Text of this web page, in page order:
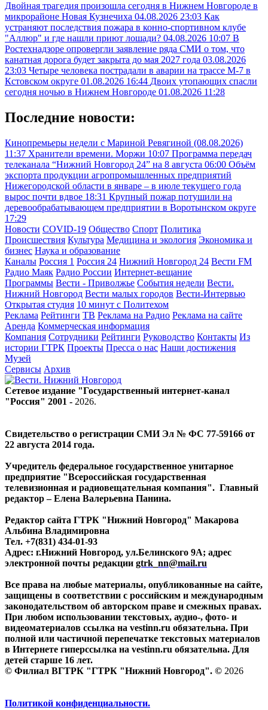
Двойная трагедия произошла сегодня в Нижнем Новгороде в
микрорайоне Новая Кузнечиха 04.08.2026 23:03 Как
устраняют последствия пожара в конно-спортивном клубе
"Аллюр" и где нашли приют лошади? 04.08.2026 10:07 В
Ростехнадзоре опровергли заявление ряда СМИ о том, что
канатная дорога будет закрыта до мая 2027 года 03.08.2026
23:03 Четыре человека пострадали в аварии на трассе М-7 в
Кстовском округе 01.08.2026 16:44 Двоих утопающих спасли
сегодня ночью в Нижнем Новгороде 01.08.2026 11:28
Последние новости:
Кинопремьеры недели с Мариной Ревягиной (08.08.2026)
11:37 Хранители времени. Моржи 10:07 Программа передач
телеканала “Нижний Новгород 24” на 8 августа 06:00 Объём
экспорта продукции агропромышленных предприятий
Нижегородской области в январе – в июле текущего года
вырос почти вдвое 18:31 Крупный пожар потушили на
деревообрабатывающем предприятии в Воротынском округе
17:29
Новости COVID-19 Общество Спорт Политика
Происшествия Культура Медицина и экология Экономика и
бизнес Наука и образование
Каналы Россия 1 Россия 24 Нижний Новгород 24 Вести FM
Радио Маяк Радио России Интернет-вещание
Программы Вести - Приволжье События недели Вести.
Нижний Новгород Вести малых городов Вести-Интервью
Открытая студия 10 минут с Политехом
Реклама Рейтинги ТВ Реклама на Радио Реклама на сайте
Аренда Коммерческая информация
Компания Сотрудники Рейтинги Руководство Контакты Из
истории ГТРК Проекты Пресса о нас Наши достижения
Музей
Сервисы Архив
Сетевое издание "Государственный интернет-канал
"Россия" 2001 - 2026.
Свидетельство о регистрации СМИ Эл № ФС 77-59166 от
22 августа 2014 года.
Учредитель федеральное государственное унитарное
предприятие "Всероссийская государственная
телевизионная и радиовещательная компания". Главный
редактор – Елена Валерьевна Панина.
Редактор сайта ГТРК "Нижний Новгород" Макарова
Альбина Владимировна
Тел. +7(831) 434-01-93
Адрес: г.Нижний Новгород, ул.Белинского 9А; адрес
электронной почты редакции gtrk_nn@mail.ru
Все права на любые материалы, опубликованные на сайте,
защищены в соответствии с российским и международным
законодательством об авторском праве и смежных правах.
При любом использовании текстовых, аудио-, фото- и
видеоматериалов ссылка на vestinn.ru обязательна. При
полной или частичной перепечатке текстовых материалов
в Интернете гиперссылка на vestinn.ru обязательна. Для
детей старше 16 лет.
© Филиал ВГТРК "ГТРК "Нижний Новгород". © 2026
Политикой конфиденциальности.